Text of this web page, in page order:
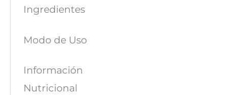
Ingredientes
Modo de Uso
Información
Nutricional